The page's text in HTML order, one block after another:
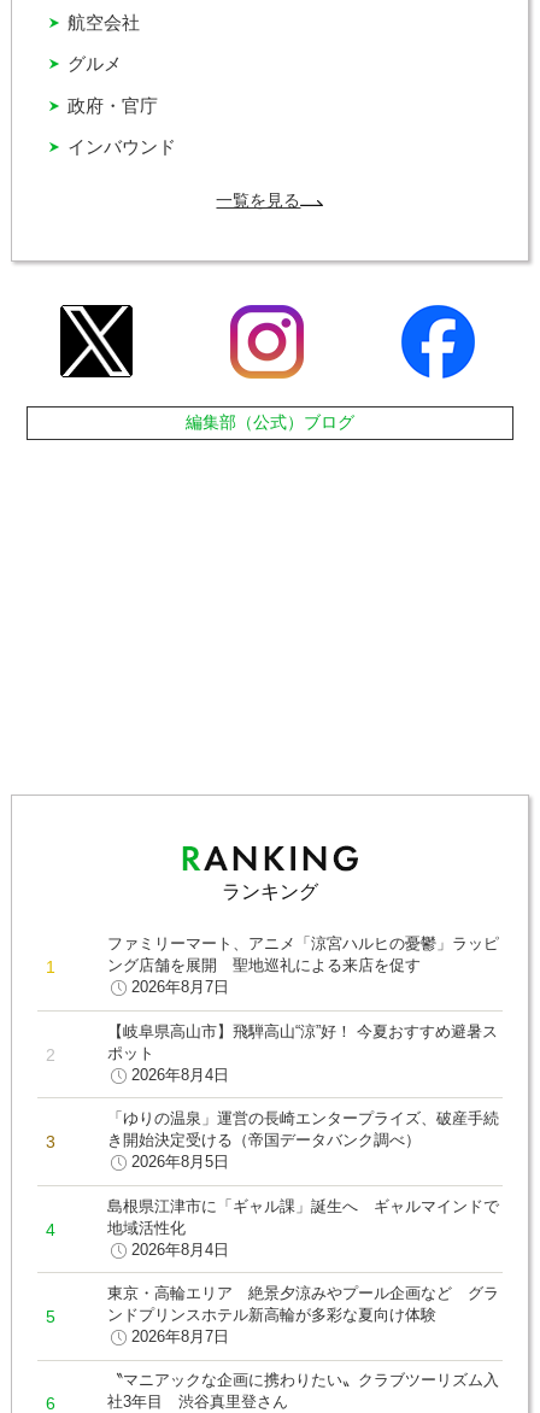
インバウンド
グルメ
政府・官庁
航空会社
一覧を見る
編集部（公式）ブログ
ランキング
ファミリーマート、アニメ「涼宮ハルヒの憂鬱」ラッピ
ング店舗を展開 聖地巡礼による来店を促す
2026年8月7日
【岐阜県高山市】飛騨高山“涼”好！ 今夏おすすめ避暑ス
ポット
2026年8月4日
「ゆりの温泉」運営の長崎エンタープライズ、破産手続
き開始決定受ける（帝国データバンク調べ）
2026年8月5日
島根県江津市に「ギャル課」誕生へ ギャルマインドで
地域活性化
2026年8月4日
東京・高輪エリア 絶景夕涼みやプール企画など グラ
ンドプリンスホテル新高輪が多彩な夏向け体験
2026年8月7日
〝マニアックな企画に携わりたい〟クラブツーリズム入
社3年目 渋谷真里登さん